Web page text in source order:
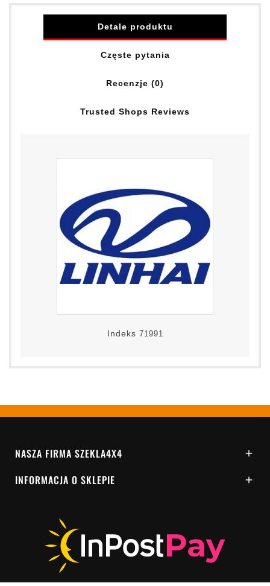
Detale produktu
Częste pytania
Recenzje (0)
Trusted Shops Reviews
Indeks 71991
NASZA FIRMA SZEKLA4X4 
INFORMACJA O SKLEPIE 